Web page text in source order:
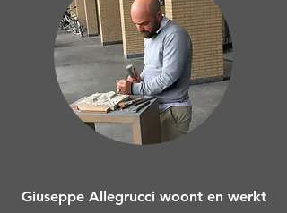
Giuseppe Allegrucci woont en werkt